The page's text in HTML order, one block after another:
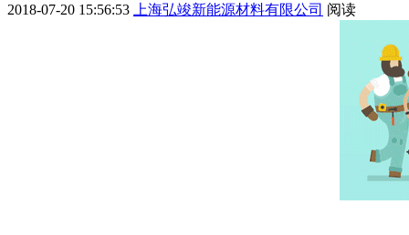
2018-07-20 15:56:53 上海弘竣新能源材料有限公司 阅读